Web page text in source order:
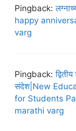
Pingback:
happy
varg
Pingback:
संदेश|New
for Students
marathi varg